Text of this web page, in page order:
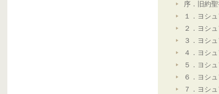
序．旧約
１．ヨシ
２．ヨシ
３．ヨシ
４．ヨシ
５．ヨシ
６．ヨシ
７．ヨシ